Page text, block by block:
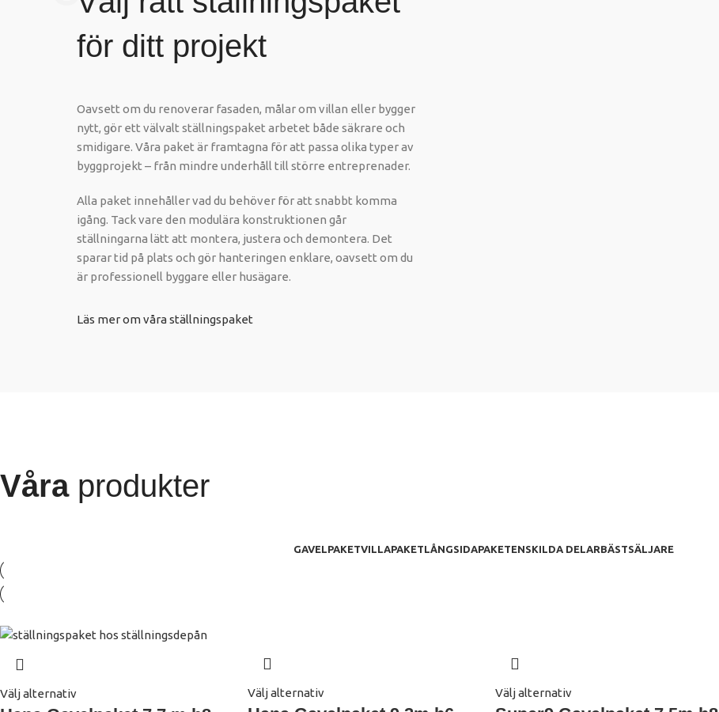
för ditt projekt
Oavsett om du renoverar fasaden, målar om villan eller bygger
nytt, gör ett välvalt ställningspaket arbetet både säkrare och
smidigare. Våra paket är framtagna för att passa olika typer av
byggprojekt – från mindre underhåll till större entreprenader.
Alla paket innehåller vad du behöver för att snabbt komma
igång. Tack vare den modulära konstruktionen går
ställningarna lätt att montera, justera och demontera. Det
sparar tid på plats och gör hanteringen enklare, oavsett om du
är professionell byggare eller husägare.
Läs mer om våra ställningspaket
Våraprodukter
GAVELPAKETVILLAPAKETLÅNGSIDAPAKETENSKILDA DELARBÄSTSÄLJARE
Välj alternativ Välj alternativ Välj alternativ